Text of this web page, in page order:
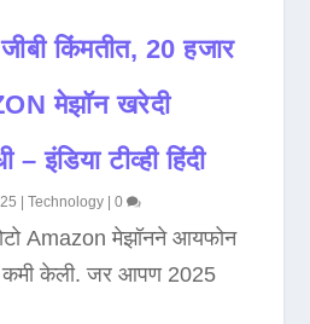
किंमतीत, 20 हजार
मेझॉन खरेदी
इंडिया टीव्ही हिंदी
|Technology |0
Amazon मेझॉनने आयफोन
कमी केली. जर आपण 2025